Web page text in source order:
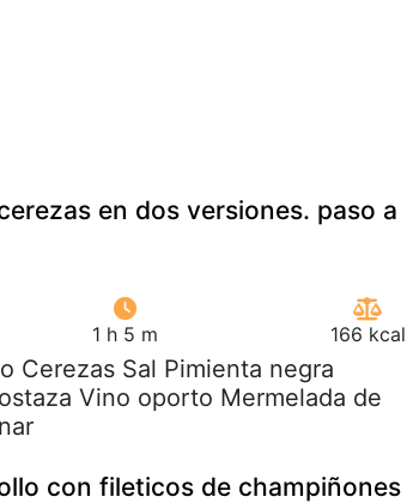
en dos versiones. paso a
1 h 5 m 166 kcal
Cerezas Sal Pimienta negra
Vino oporto Mermelada de
con fileticos de champiñones